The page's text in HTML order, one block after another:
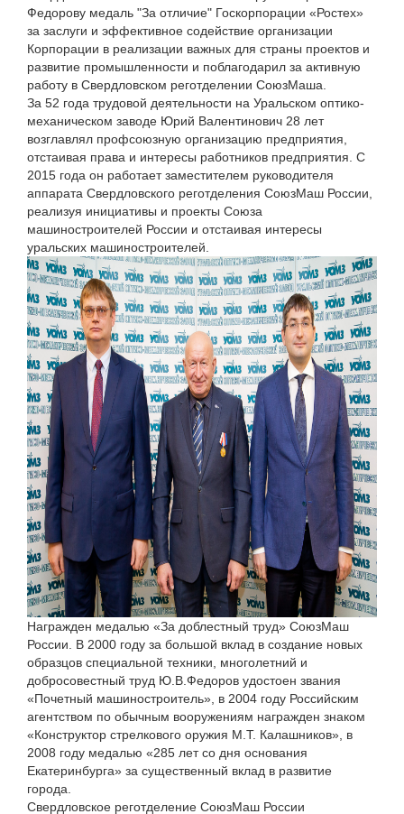
Федорову медаль "За отличие" Госкорпорации «Ростех»
за заслуги и эффективное содействие организации
Корпорации в реализации важных для страны проектов и
развитие промышленности и поблагодарил за активную
работу в Свердловском реготделении СоюзМаша.
За 52 года трудовой деятельности на Уральском оптико-
механическом заводе Юрий Валентинович 28 лет
возглавлял профсоюзную организацию предприятия,
отстаивая права и интересы работников предприятия. С
2015 года он работает заместителем руководителя
аппарата Свердловского реготделения СоюзМаш России,
реализуя инициативы и проекты Союза
машиностроителей России и отстаивая интересы
уральских машиностроителей.
Награжден медалью «За доблестный труд» СоюзМаш
России. В 2000 году за большой вклад в создание новых
образцов специальной техники, многолетний и
добросовестный труд Ю.В.Федоров удостоен звания
«Почетный машиностроитель», в 2004 году Российским
агентством по обычным вооружениям награжден знаком
«Конструктор стрелкового оружия М.Т. Калашников», в
2008 году медалью «285 лет со дня основания
Екатеринбурга» за существенный вклад в развитие
города.
Свердловское реготделение СоюзМаш России